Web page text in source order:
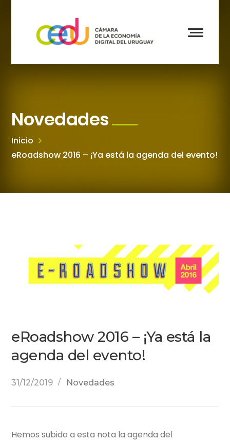
Novedades
Inicio
eRoadshow 2016 – ¡Ya está la agenda del evento!
eRoadshow 2016 – ¡Ya está la
agenda del evento!
31/12/2019 Novedades
Hemos subido a esta nota la agenda del